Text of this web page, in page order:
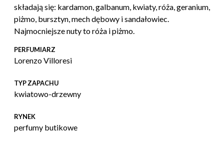
składają się: kardamon, galbanum, kwiaty, róża, geranium,
piżmo, bursztyn, mech dębowy i sandałowiec.
Najmocniejsze nuty to róża i piżmo.
PERFUMIARZ
Lorenzo Villoresi
TYP ZAPACHU
kwiatowo-drzewny
RYNEK
perfumy butikowe